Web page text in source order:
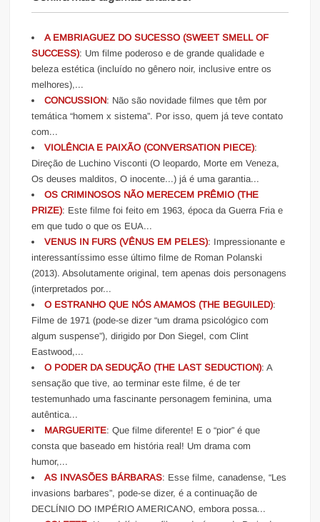
A EMBRIAGUEZ DO SUCESSO (SWEET SMELL OF
SUCCESS): Um filme poderoso e de grande qualidade e
beleza estética (incluído no gênero noir, inclusive entre os
melhores),...
CONCUSSION: Não são novidade filmes que têm por
temática “homem x sistema”. Por isso, quem já teve contato
com...
VIOLÊNCIA E PAIXÃO (CONVERSATION PIECE):
Direção de Luchino Visconti (O leopardo, Morte em Veneza,
Os deuses malditos, O inocente...) já é uma garantia...
OS CRIMINOSOS NÃO MERECEM PRÊMIO (THE
PRIZE): Este filme foi feito em 1963, época da Guerra Fria e
em que tudo o que os EUA...
VENUS IN FURS (VÊNUS EM PELES): Impressionante e
interessantíssimo esse último filme de Roman Polanski
(2013). Absolutamente original, tem apenas dois personagens
(interpretados por...
O ESTRANHO QUE NÓS AMAMOS (THE BEGUILED):
Filme de 1971 (pode-se dizer “um drama psicológico com
algum suspense”), dirigido por Don Siegel, com Clint
Eastwood,...
O PODER DA SEDUÇÃO (THE LAST SEDUCTION): A
sensação que tive, ao terminar este filme, é de ter
testemunhado uma fascinante personagem feminina, uma
autêntica...
MARGUERITE: Que filme diferente! E o “pior” é que
consta que baseado em história real! Um drama com
humor,...
AS INVASÕES BÁRBARAS: Esse filme, canadense, “Les
invasions barbares”, pode-se dizer, é a continuação de
DECLÍNIO DO IMPÉRIO AMERICANO, embora possa...